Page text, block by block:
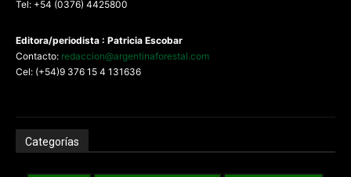
Tel: +54 (0376) 4425800
Editora/periodista : Patricia Escobar
Contacto: redaccion@argentinaforestal.com
Cel: (+54)9 376 15 4 131636
Categorías